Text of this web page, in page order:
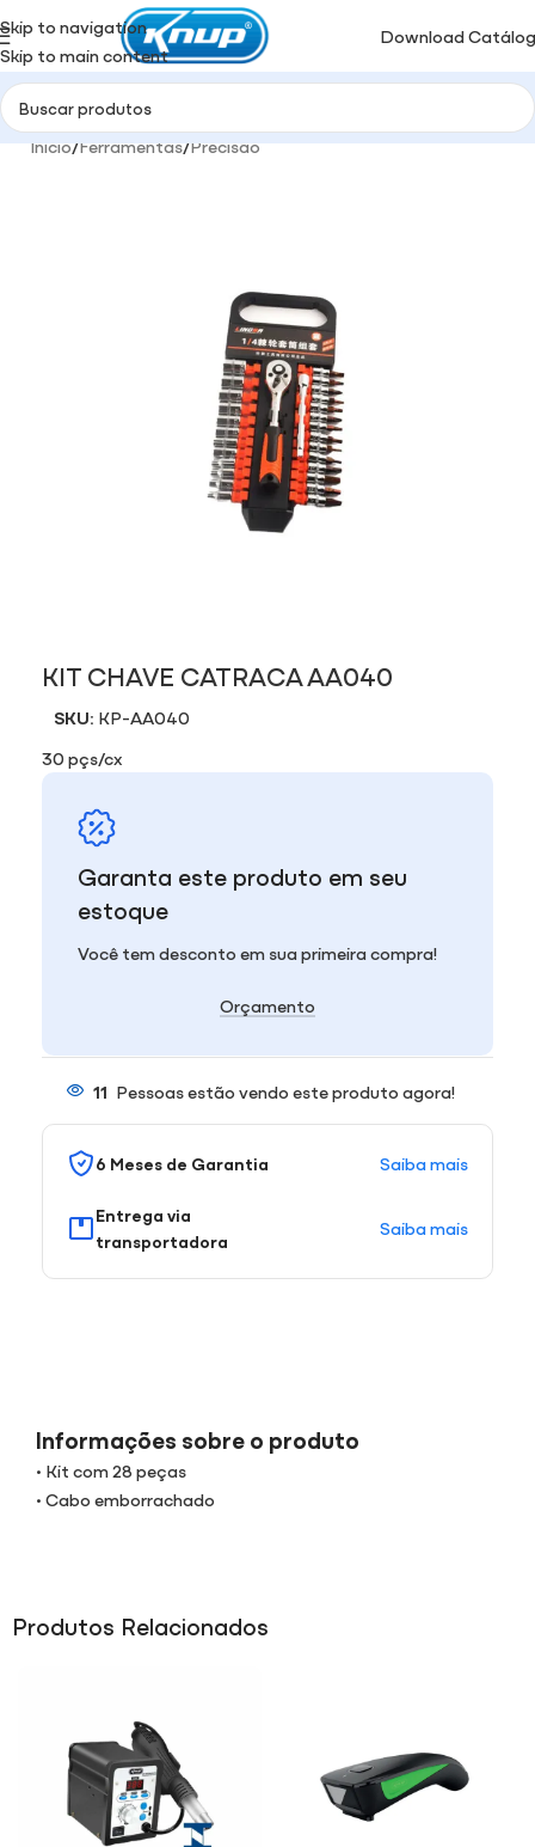
Skip to navigation
Skip to main content
Download
Início/Ferramentas/Precisão
KIT CHAVE CATRACA AA040
SKU: KP-AA040
30 pçs/cx
Garanta este produto em seu
estoque
Você tem desconto em sua primeira compra!
Orçamento
11 Pessoas estão vendo este produto agora!
6 Meses de Garantia Saiba mais
Entrega via
transportadora
Saiba mais
Informações sobre o produto
• Kit com 28 peças
• Cabo emborrachado
Produtos Relacionados